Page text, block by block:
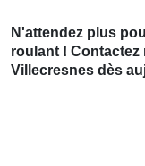
N'attendez plus
roulant !
Villecresnes dès